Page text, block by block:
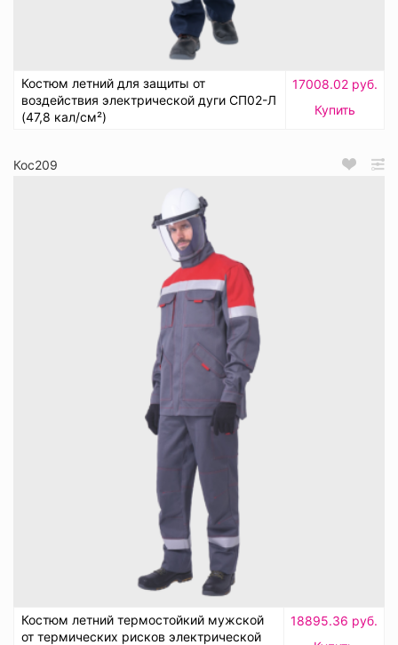
Костюм летний для защиты от
воздействия электрической дуги СП02-Л
(47,8 кал/см²)
17008.02 руб.
Купить
Кос209
Костюм летний термостойкий мужской
от термических рисков электрической
18895.36 руб.